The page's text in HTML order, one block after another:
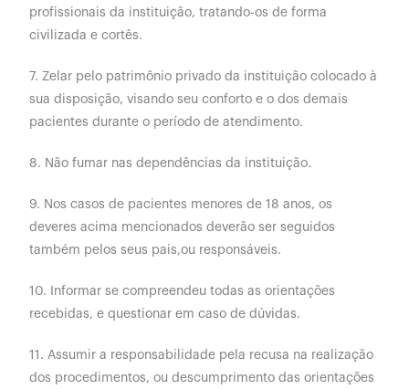
profissionais da instituição, tratando-os de forma
civilizada e cortês.
7. Zelar pelo patrimônio privado da instituição colocado à
sua disposição, visando seu conforto e o dos demais
pacientes durante o período de atendimento.
8. Não fumar nas dependências da instituição.
9. Nos casos de pacientes menores de 18 anos, os
deveres acima mencionados deverão ser seguidos
também pelos seus pais,ou responsáveis.
10. Informar se compreendeu todas as orientações
recebidas, e questionar em caso de dúvidas.
11. Assumir a responsabilidade pela recusa na realização
dos procedimentos, ou descumprimento das orientações